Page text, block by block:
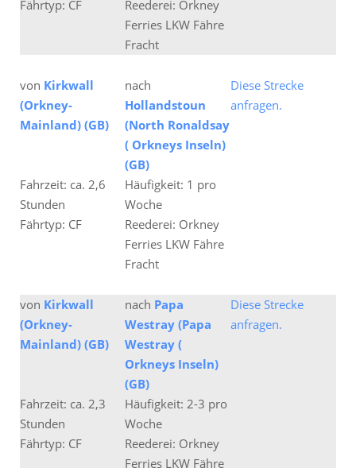
Fährtyp: CF
Reederei: Orkney
Ferries LKW Fähre
Fracht
von Kirkwall
(Orkney-
Mainland) (GB)
nach
Hollandstoun
(North Ronaldsay
( Orkneys Inseln)
(GB)
Diese Strecke
anfragen.
Fahrzeit: ca. 2,6
Stunden
Häufigkeit: 1 pro
Woche
Fährtyp: CF
Reederei: Orkney
Ferries LKW Fähre
Fracht
von Kirkwall
(Orkney-
Mainland) (GB)
nach Papa
Westray (Papa
Westray (
Orkneys Inseln)
(GB)
Diese Strecke
anfragen.
Fahrzeit: ca. 2,3
Stunden
Häufigkeit: 2-3 pro
Woche
Fährtyp: CF
Reederei: Orkney
Ferries LKW Fähre